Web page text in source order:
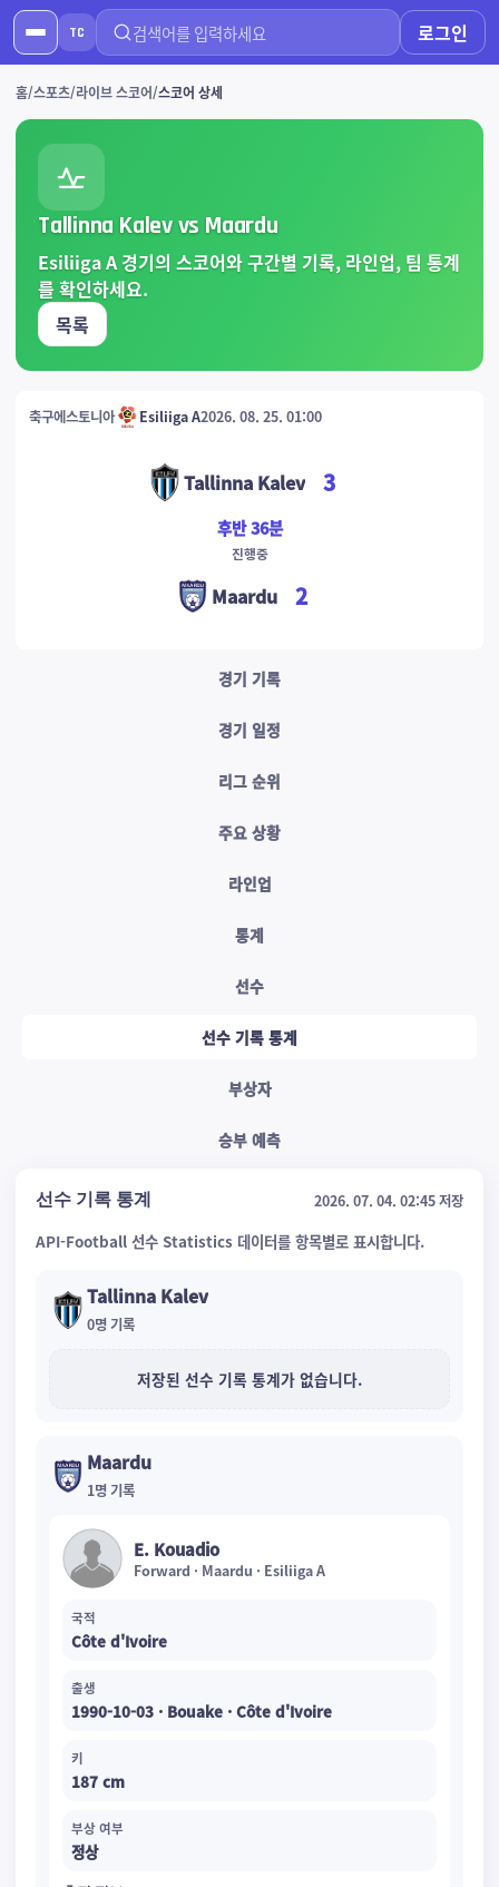
TC 로그인
홈 스포츠 라이브 스코어 스코어 상세
Tallinna Kalev vs Maardu
Esiliiga A 경기의 스코어와 구간별 기록, 라인업, 팀 통계
를 확인하세요.
목록
축구에스토니아 Esiliiga A2026. 08. 25. 01:00
Tallinna Kalev 3
후반 36분
진행중
2
Maardu
경기 기록
경기 일정
리그 순위
주요 상황
라인업
통계
선수
선수 기록 통계
부상자
승부 예측
선수 기록 통계 2026. 07. 04. 02:45 저장
API-Football 선수 Statistics 데이터를 항목별로 표시합니다.
Tallinna Kalev
0명 기록
저장된 선수 기록 통계가 없습니다.
Maardu
1명 기록
E. Kouadio
Forward · Maardu · Esiliiga A
국적
Côte d'Ivoire
출생
1990-10-03 · Bouake · Côte d'Ivoire
키
187 cm
부상 여부
정상